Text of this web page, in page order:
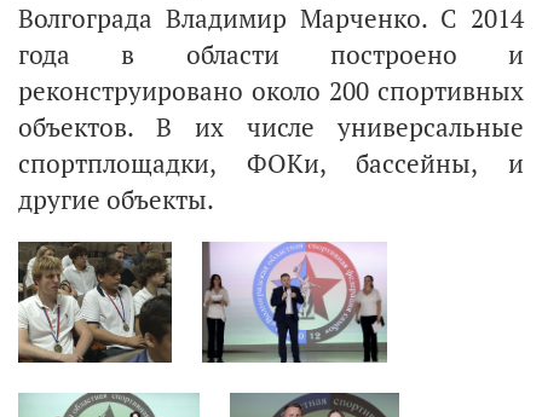
Волгограда Владимир Марченко. С 2014
года в области построено и
реконструировано около 200 спортивных
объектов. В их числе универсальные
спортплощадки, ФОКи, бассейны, и
другие объекты.